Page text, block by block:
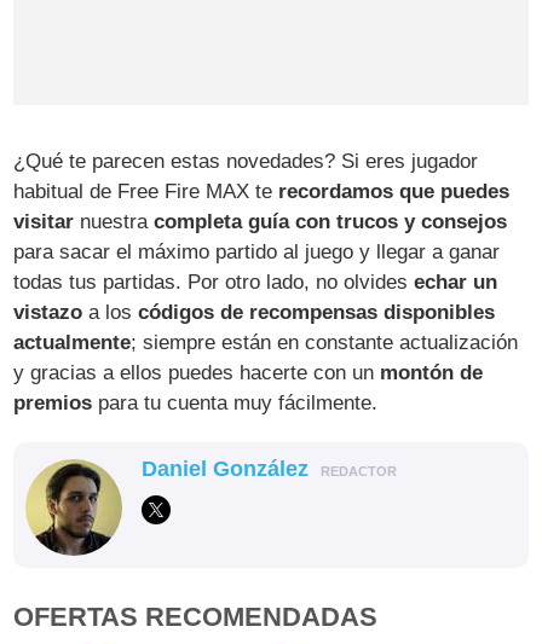
¿Qué te parecen estas novedades? Si eres jugador
habitual de Free Fire MAX te recordamos que puedes
visitar nuestracompleta guía con trucos y consejos
para sacar el máximo partido al juego y llegar a ganar
todas tus partidas. Por otro lado, no olvidesechar un
vistazo a loscódigos de recompensas disponibles
actualmente; siempre están en constante actualización
y gracias a ellos puedes hacerte con un montón de
premios para tu cuenta muy fácilmente.
Daniel González REDACTOR
OFERTAS RECOMENDADAS